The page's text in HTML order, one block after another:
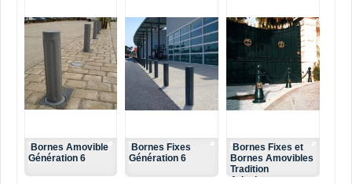
Bornes Amovible
Génération 6
Bornes Fixes
Génération 6
Bornes Fixes et
Bornes Amovibles
Tradition
Arlesienne